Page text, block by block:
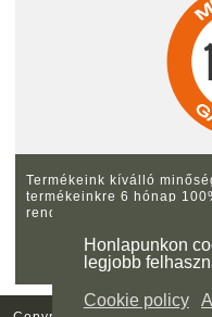
Honlapunkon
legjobb
Cookie policy
Termékeink kíválló
termékeinkre 6 hónap
rendeltetés szerű